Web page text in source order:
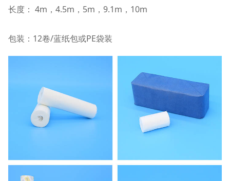
长度： 4m ， 4.5m ， 5m ， 9.1m ， 10m
包装：12卷/蓝纸包或PE袋装